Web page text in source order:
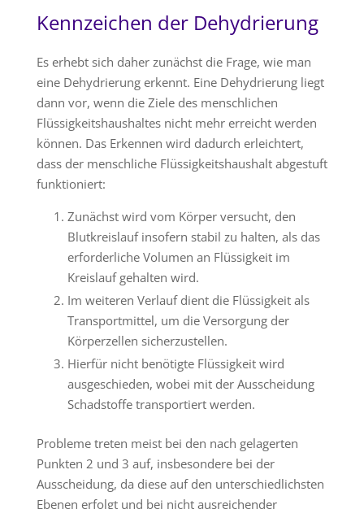
Kennzeichen der Dehydrierung
Es erhebt sich daher zunächst die Frage, wie man
eine Dehydrierung erkennt. Eine Dehydrierung liegt
dann vor, wenn die Ziele des menschlichen
Flüssigkeitshaushaltes nicht mehr erreicht werden
können. Das Erkennen wird dadurch erleichtert,
dass der menschliche Flüssigkeitshaushalt abgestuft
funktioniert:
Zunächst wird vom Körper versucht, den
Blutkreislauf insofern stabil zu halten, als das
erforderliche Volumen an Flüssigkeit im
Kreislauf gehalten wird.
Im weiteren Verlauf dient die Flüssigkeit als
Transportmittel, um die Versorgung der
Körperzellen sicherzustellen.
Hierfür nicht benötigte Flüssigkeit wird
ausgeschieden, wobei mit der Ausscheidung
Schadstoffe transportiert werden.
Probleme treten meist bei den nach gelagerten
Punkten 2 und 3 auf, insbesondere bei der
Ausscheidung, da diese auf den unterschiedlichsten
Ebenen erfolgt und bei nicht ausreichender